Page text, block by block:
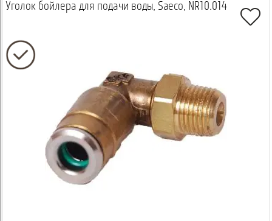
Уголок бойлера для подачи воды, Saeco, NR10.014